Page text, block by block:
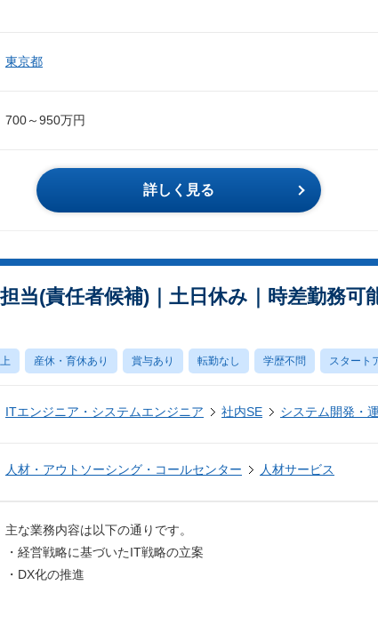
東京都
700～950万円
詳しく見る
当(責任者候補)｜土日休み｜時差勤務可
産休・育休あり 賞与あり 転勤なし 学歴不問 スタート
ITエンジニア・システムエンジニア 社内SE システム開発・
人材・アウトソーシング・コールセンター 人材サービス
主な業務内容は以下の通りです。
・経営戦略に基づいたIT戦略の立案
・DX化の推進